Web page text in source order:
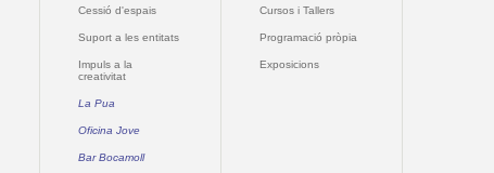
Cessió d'espais
Suport a les entitats
Impuls a la
creativitat
La Pua
Oficina Jove
Bar Bocamoll
Cursos i Tallers
Programació pròpia
Exposicions